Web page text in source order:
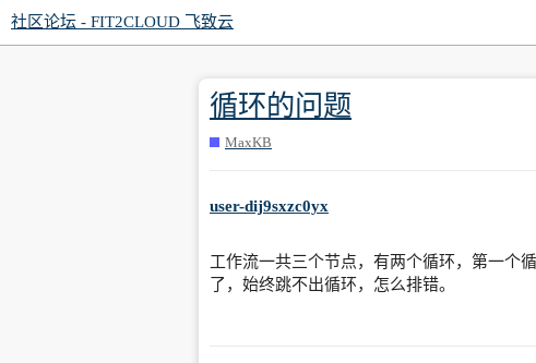
社区论坛 - FIT2CLOUD 飞致云
循环的问题
MaxKB
user-dij9sxzc0yx
工作流一共三个节点，有两个循环，第一个
了，始终跳不出循环，怎么排错。